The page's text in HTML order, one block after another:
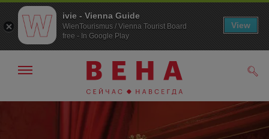
К
К
Показать/
навигации
ivie - Vienna Guide
WienTourismus / Vienna Tourist Board
free - In Google Play
View